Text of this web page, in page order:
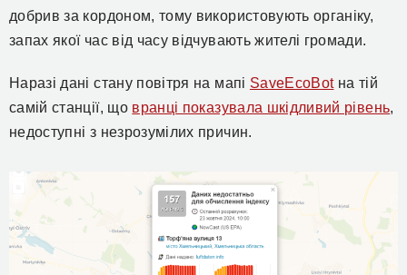
добрив за кордоном, тому використовують органіку,
запах якої час від часу відчувають жителі громади.
Наразі дані стану повітря на мапі SaveЕcoВotна тій
самій станції, що вранці показувала шкідливий рівень,
недоступні з незрозумілих причин.